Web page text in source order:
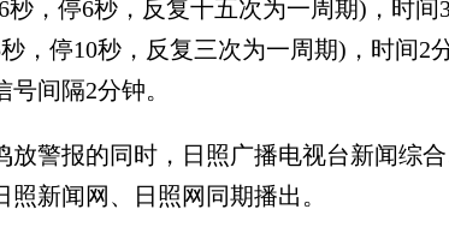
秒，停6秒，反复十五次为一周期)，时间
，停10秒，反复三次为一周期)，时间2
间隔2分钟。
警报的同时，日照广播电视台新闻综合
新闻网、日照网同期播出。